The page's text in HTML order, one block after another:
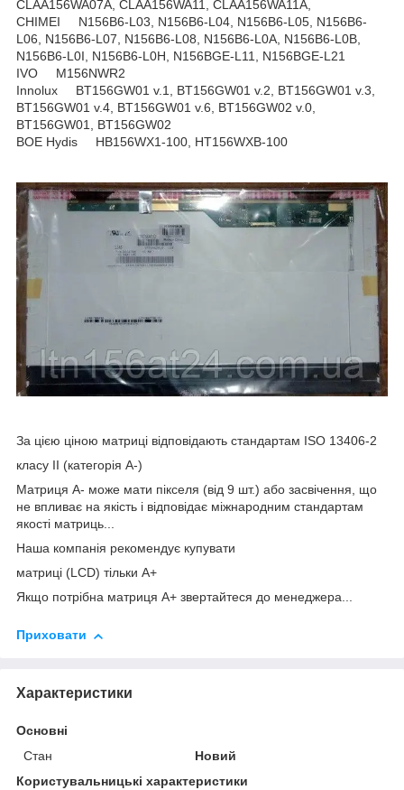
CLAA156WA07A, CLAA156WA11, CLAA156WA11A,
CHIMEI N156B6-L03, N156B6-L04, N156B6-L05, N156B6-
L06, N156B6-L07, N156B6-L08, N156B6-L0A, N156B6-L0B,
N156B6-L0I, N156B6-L0H, N156BGE-L11, N156BGE-L21
IVO M156NWR2
Innolux BT156GW01 v.1, BT156GW01 v.2, BT156GW01 v.3,
BT156GW01 v.4, BT156GW01 v.6, BT156GW02 v.0,
BT156GW01, BT156GW02
BOE Hydis HB156WX1-100, HT156WXB-100
За цією ціною матриці відповідають стандартам ISO 13406-2
класу II (категорія А-)
Матриця А- може мати пікселя (від 9 шт.) або засвічення, що
не впливає на якість і відповідає міжнародним стандартам
якості матриць...
Наша компанія рекомендує купувати
матриці (LCD) тільки А+
Якщо потрібна матриця А+ звертайтеся до менеджера...
Приховати
Характеристики
Основні
Стан
Новий
Користувальницькі характеристики